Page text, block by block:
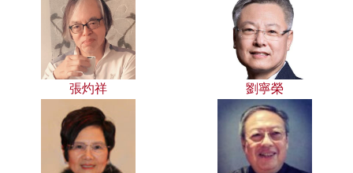
張灼祥 劉寧榮